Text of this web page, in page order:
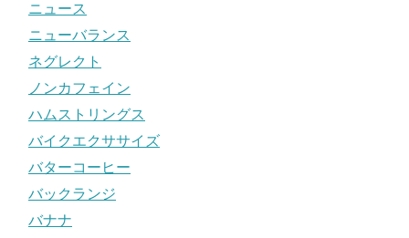
ニュース
ニューバランス
ネグレクト
ノンカフェイン
ハムストリングス
バイクエクササイズ
バターコーヒー
バックランジ
バナナ